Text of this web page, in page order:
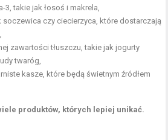
takie jak łosoś i makrela,
soczewica czy ciecierzyca, które dostarczają
zawartości tłuszczu, takie jak jogurty
twaróg,
kasze, które będą świetnym źródłem
produktów, których lepiej unikać.